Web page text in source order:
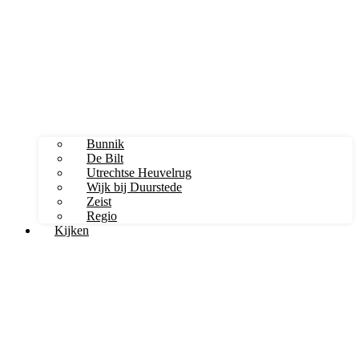
Bunnik
De Bilt
Utrechtse Heuvelrug
Wijk bij Duurstede
Zeist
Regio
Kijken